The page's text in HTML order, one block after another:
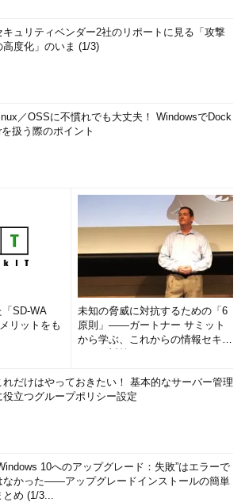
キュリティベンダー2社のリポートに見る「攻撃
高度化」のいま (1/3)
／OSSに不慣れでも大丈夫！ WindowsでDock
扱う際のポイント
「SD-WA
リットをも
未知の脅威に対抗するための「6
原則」――ガートナー サミット
から学ぶ、これからの情報セキュ
れだけはやっておきたい！ 基本的なサーバー管理
役立つグループポリシー設定
10へのアップグレード：失敗”はエラーで
なかった――アップグレードインストールの簡単
とめ (1/3...